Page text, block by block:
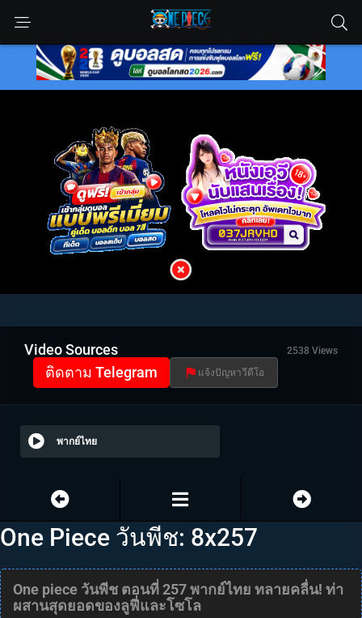
Video Sources 2538 Views
ติดตาม Telegram แจ้งปัญหาวีดีโอ
พากย์ไทย
One Piece วันพีช: 8x257
One piece วันพีช ตอนที่ 257 พากย์ไทย ทลายคลื่น! ท่า
ผสานสุดยอดของลูฟี่และโซโล